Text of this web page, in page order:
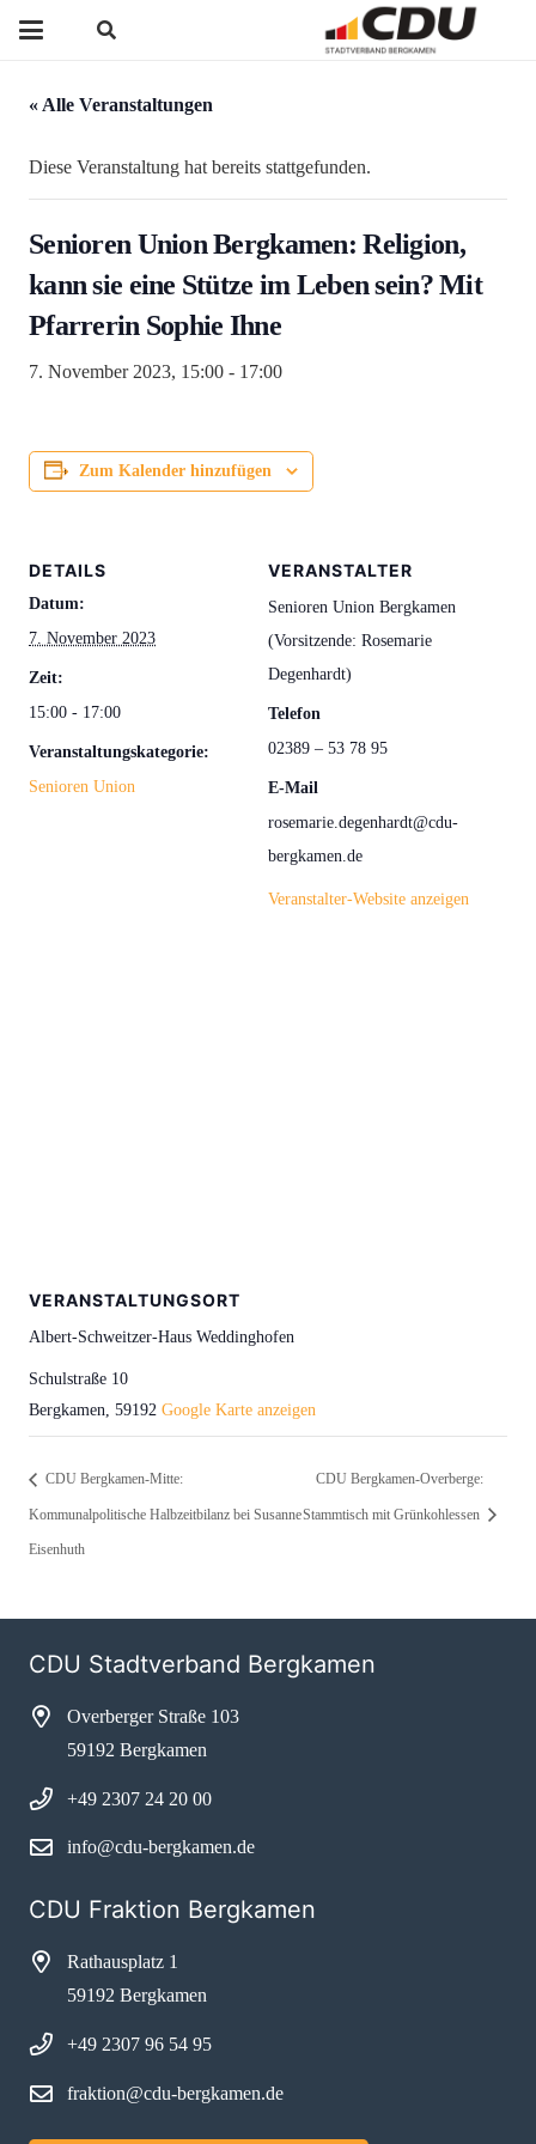
« Alle Veranstaltungen
Diese Veranstaltung hat bereits stattgefunden.
Senioren Union Bergkamen: Religion,
kann sie eine Stütze im Leben sein? Mit
Pfarrerin Sophie Ihne
7. November 2023, 15:00 - 17:00
Zum Kalender hinzufügen
DETAILS
Datum:
7. November 2023
Zeit:
15:00 - 17:00
Veranstaltungskategorie:
Senioren Union
VERANSTALTER
Senioren Union Bergkamen
(Vorsitzende: Rosemarie
Degenhardt)
Telefon
02389 – 53 78 95
E-Mail
rosemarie.degenhardt@cdu-
bergkamen.de
Veranstalter-Website anzeigen
VERANSTALTUNGSORT
Albert-Schweitzer-Haus Weddinghofen
Schulstraße 10
Bergkamen, 59192 Google Karte anzeigen
CDU Bergkamen-Mitte:
Kommunalpolitische Halbzeitbilanz bei Susanne
Eisenhuth
CDU Bergkamen-Overberge:
Stammtisch mit Grünkohlessen
CDU Stadtverband Bergkamen
Overberger Straße 103
59192 Bergkamen
+49 2307 24 20 00
info@cdu-bergkamen.de
CDU Fraktion Bergkamen
Rathausplatz 1
59192 Bergkamen
+49 2307 96 54 95
fraktion@cdu-bergkamen.de